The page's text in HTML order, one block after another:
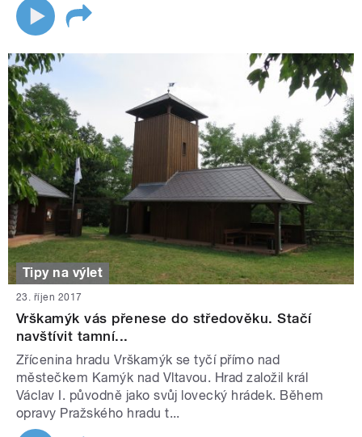
Tipy na výlet
23. říjen 2017
Vrškamýk vás přenese do středověku. Stačí
navštívit tamní...
Zřícenina hradu Vrškamýk se tyčí přímo nad
městečkem Kamýk nad Vltavou. Hrad založil král
Václav I. původně jako svůj lovecký hrádek. Během
opravy Pražského hradu t...